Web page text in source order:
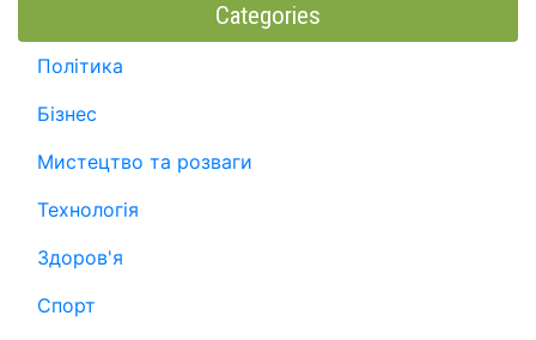
Categories
Політика
Бізнес
Мистецтво та розваги
Технологія
Здоров'я
Спорт